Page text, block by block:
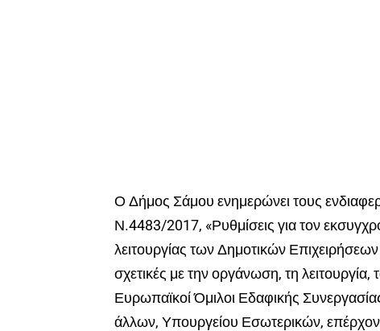
Ο Δήμος Σάμου ενημερώνει τους
Ν.4483/2017, «Ρυθμίσεις για τον
λειτουργίας των Δημοτικών
σχετικές με την οργάνωση, τη
Ευρωπαϊκοί Όμιλοι Εδαφικής
άλλων, Υπουργείου Εσωτερικών,